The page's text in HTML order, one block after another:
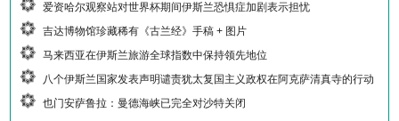
爱资哈尔观察站对世界杯期间伊斯兰恐惧症加剧表示担忧
吉达博物馆珍藏稀有《古兰经》手稿 + 图片
马来西亚在伊斯兰旅游全球指数中保持领先地位
八个伊斯兰国家发表声明谴责犹太复国主义政权在阿克萨清真寺的行动
也门安萨鲁拉：曼德海峡已完全对沙特关闭